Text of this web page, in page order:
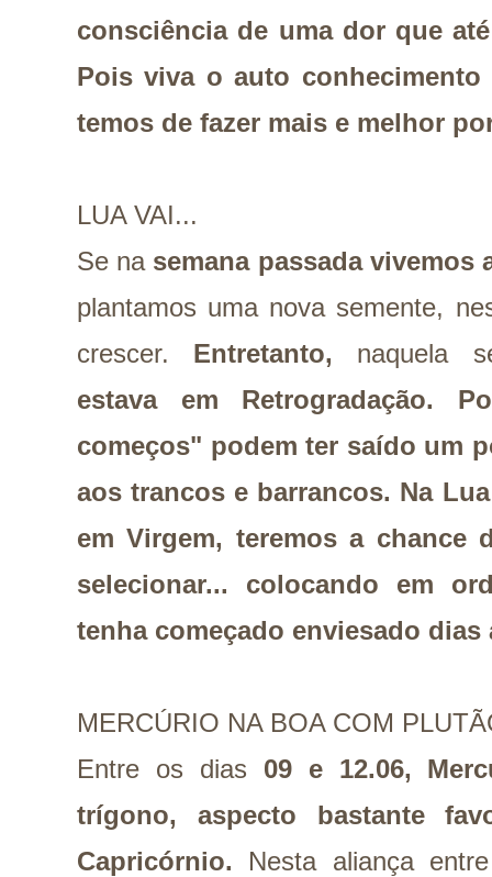
consciência de uma dor que
Pois viva o auto
temos de fazer mais e melhor
LUA VAI...
Se na semana passada vivemos
plantamos uma nova semente,
crescer. Entretanto, naquela
estava em Retrogradação.
começos" podem ter saído um
aos trancos e barrancos. Na
em Virgem, teremos a chance
selecionar... colocando em
tenha começado enviesado
MERCÚRIO NA BOA COM
Entre os dias 09 e 12.06,
trígono, aspecto bastante
Capricórnio. Nesta aliança